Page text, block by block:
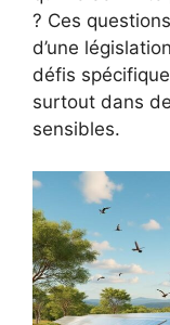
? Ces
d’une
défis
surtout dans
sensibles.